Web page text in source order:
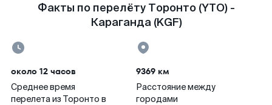
Факты по перелёту Торонто (YTO) -
Караганда (KGF)
около 12 часов
Среднее время
перелета из Торонто в
9369 км
Расстояние между
городами